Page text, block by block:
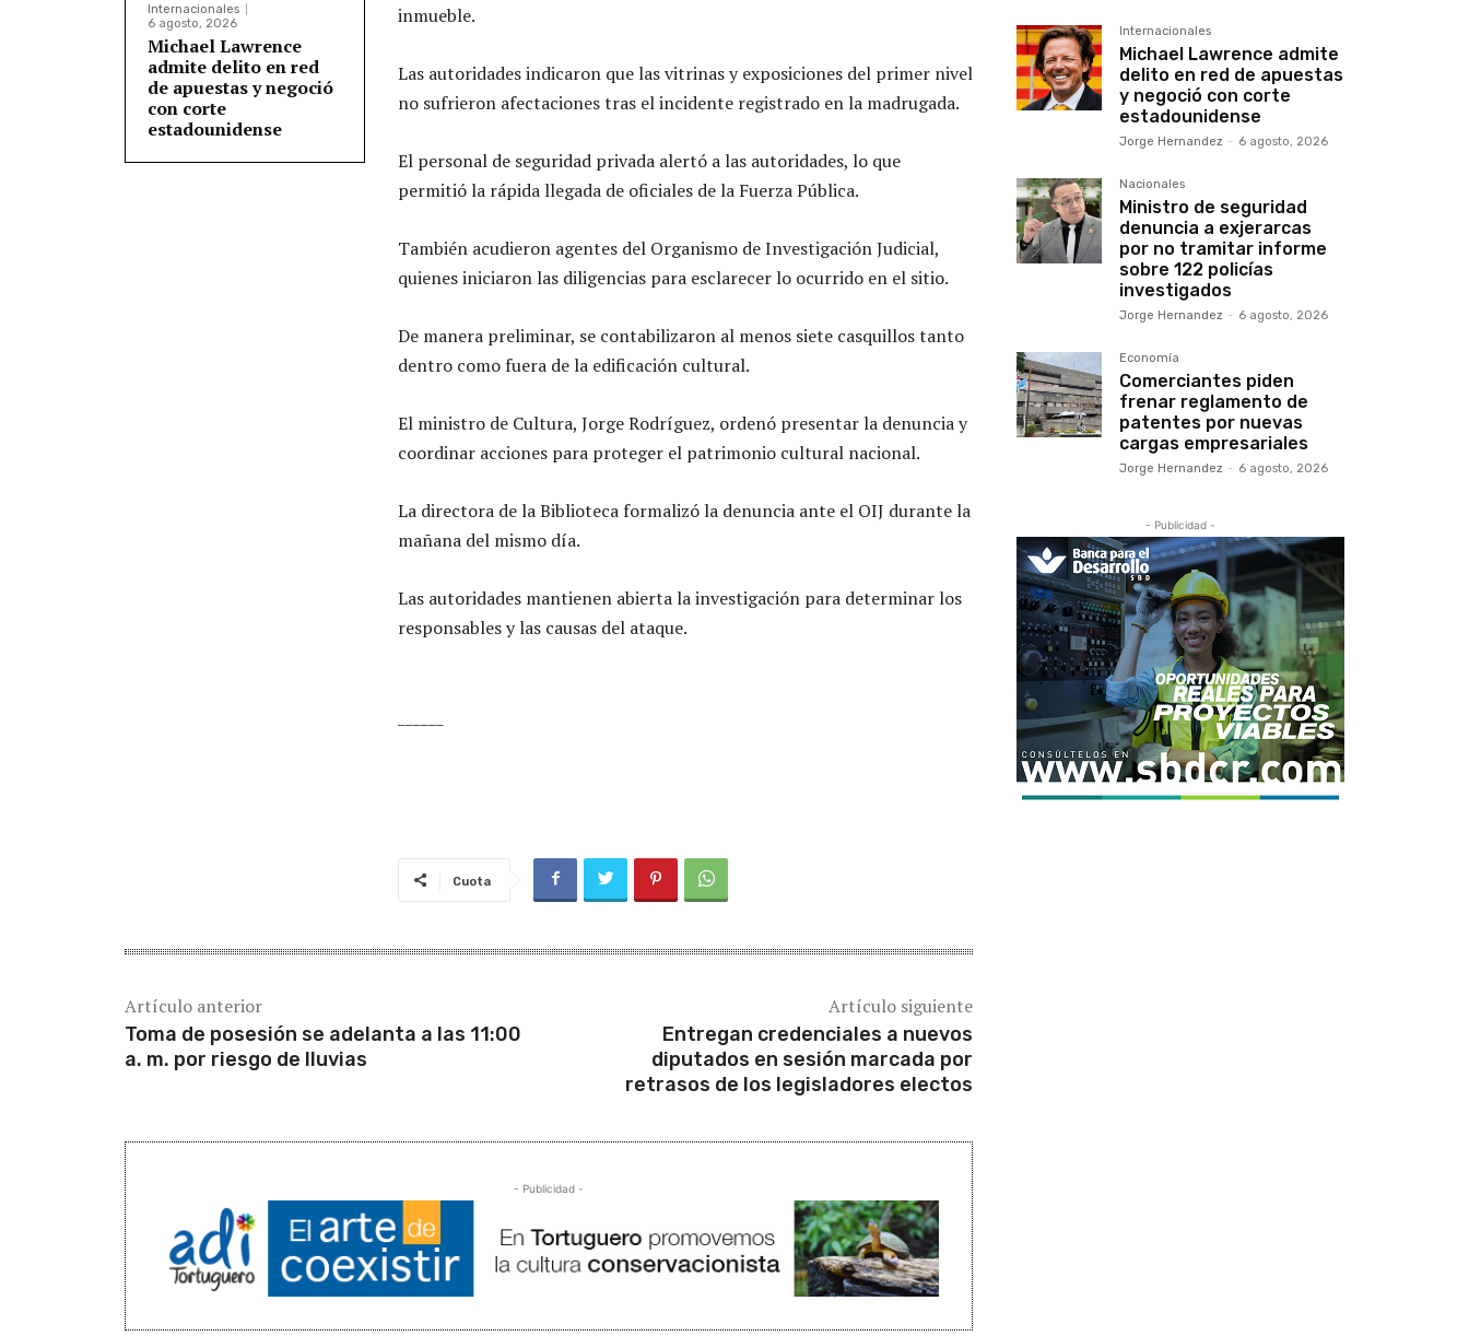
Internacionales
6 agosto, 2026
Michael Lawrence
admite delito en red
de apuestas y negoció
con corte
estadounidense
inmueble.
Las autoridades indicaron que las vitrinas y exposiciones del primer nivel
no sufrieron afectaciones tras el incidente registrado en la madrugada.
El personal de seguridad privada alertó a las autoridades, lo que
permitió la rápida llegada de oficiales de la Fuerza Pública.
También acudieron agentes del Organismo de Investigación Judicial,
quienes iniciaron las diligencias para esclarecer lo ocurrido en el sitio.
De manera preliminar, se contabilizaron al menos siete casquillos tanto
dentro como fuera de la edificación cultural.
El ministro de Cultura, Jorge Rodríguez, ordenó presentar la denuncia y
coordinar acciones para proteger el patrimonio cultural nacional.
La directora de la Biblioteca formalizó la denuncia ante el OIJ durante la
mañana del mismo día.
Las autoridades mantienen abierta la investigación para determinar los
responsables y las causas del ataque.
Cuota
Artículo anterior
Toma de posesión se adelanta a las 11:00
a. m. por riesgo de lluvias
Artículo siguiente
Entregan credenciales a nuevos
diputados en sesión marcada por
retrasos de los legisladores electos
- Publicidad -
Internacionales
Michael Lawrence admite
delito en red de apuestas
y negoció con corte
estadounidense
Jorge Hernandez - 6 agosto, 2026
Nacionales
Ministro de seguridad
denuncia a exjerarcas
por no tramitar informe
sobre 122 policías
investigados
Jorge Hernandez - 6 agosto, 2026
Economía
Comerciantes piden
frenar reglamento de
patentes por nuevas
cargas empresariales
Jorge Hernandez - 6 agosto, 2026
- Publicidad -